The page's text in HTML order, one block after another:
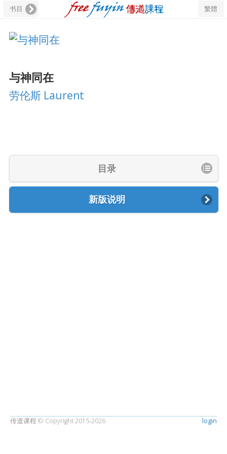
书目 繁體
与神同在
劳伦斯 Laurent
目录
新版说明
传道课程 © Copyright 2015-2026 login